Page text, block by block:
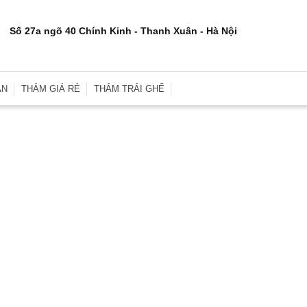
Số 27a ngõ 40 Chính Kinh - Thanh Xuân - Hà Nội
THẢM GIÁ RẺ THẢM TRẢI GHẾ